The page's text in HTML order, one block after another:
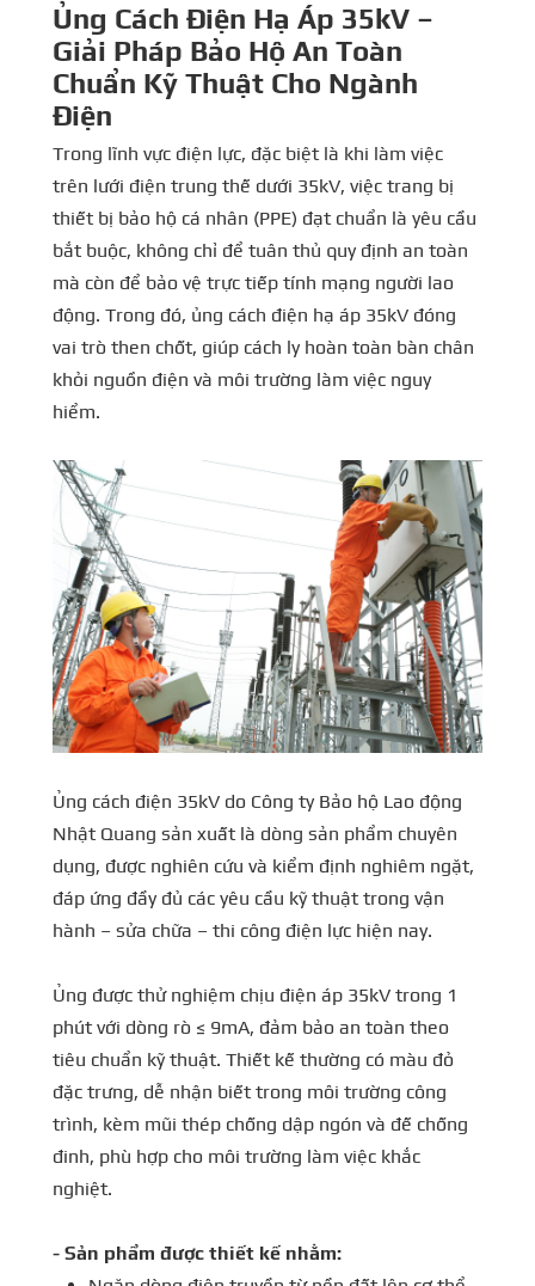
Ủng Cách Điện Hạ Áp 35kV –
Giải Pháp Bảo Hộ An Toàn
Chuẩn Kỹ Thuật Cho Ngành
Điện
Trong lĩnh vực điện lực, đặc biệt là khi làm việc
trên lưới điện trung thế dưới 35kV, việc trang bị
thiết bị bảo hộ cá nhân (PPE) đạt chuẩn là yêu cầu
bắt buộc, không chỉ để tuân thủ quy định an toàn
mà còn để bảo vệ trực tiếp tính mạng người lao
động. Trong đó, ủng cách điện hạ áp 35kV đóng
vai trò then chốt, giúp cách ly hoàn toàn bàn chân
khỏi nguồn điện và môi trường làm việc nguy
hiểm.
Ủng cách điện 35kV do Công ty Bảo hộ Lao động
Nhật Quang sản xuất là dòng sản phẩm chuyên
dụng, được nghiên cứu và kiểm định nghiêm ngặt,
đáp ứng đầy đủ các yêu cầu kỹ thuật trong vận
hành – sửa chữa – thi công điện lực hiện nay.
Ủng được thử nghiệm chịu điện áp 35kV trong 1
phút với dòng rò ≤ 9mA, đảm bảo an toàn theo
tiêu chuẩn kỹ thuật. Thiết kế thường có màu đỏ
đặc trưng, dễ nhận biết trong môi trường công
trình, kèm mũi thép chống dập ngón và đế chống
đinh, phù hợp cho môi trường làm việc khắc
nghiệt.
- Sản phẩm được thiết kế nhằm: